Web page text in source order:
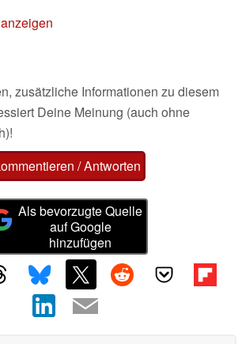
zusätzliche Informationen zu diesem
Deine Meinung (auch ohne
/ Antworten
Als bevorzugte Quelle
auf Google
hinzufügen